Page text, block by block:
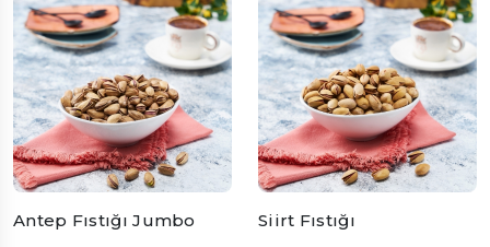
Antep Fıstığı Jumbo Siirt Fıstığı